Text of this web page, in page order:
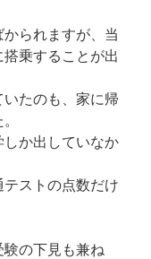
られますが、当
乗することが出
たのも、家に帰
か出していなか
テストの点数だけ
験の下見も兼ね